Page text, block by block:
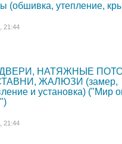
(обшивка, утепление,
21:44
НАТЯЖНЫЕ
ЖАЛЮЗИ (замер,
и установка) ("Мир
21:44